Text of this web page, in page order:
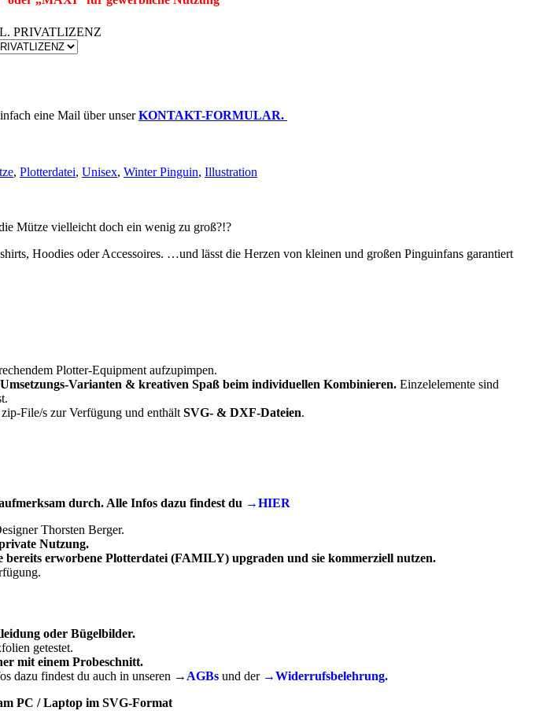
PRIVATLIZENZ
eine Mail über unserKONTAKT-FORMULAR.
, Plotterdatei, Unisex, Winter Pinguin, Illustration
Mütze vielleicht doch ein wenig zu groß?!?
Hoodies oder Accessoires. …und lässt die Herzen von kleinen und großen Pinguinfans garantiert
Plotter-Equipment aufzupimpen.
Varianten & kreativen Spaß beim individuellen Kombinieren. Einzelelemente sind
File/s zur Verfügung und enthält SVG- & DXF-Dateien.
durch. Alle Infos dazu findest du →HIER
Thorsten Berger.
Nutzung.
bereits erworbene Plotterdatei (FAMILY) upgraden und sie kommerziell nutzen.
oder Bügelbilder.
getestet.
mit einem Probeschnitt.
dazu findest du auch in unseren → AGBs und der →Widerrufsbelehrung.
PC / Laptop im SVG-Format